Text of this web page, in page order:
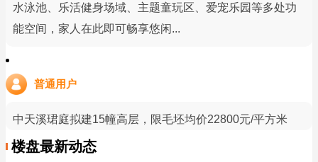
水泳池、乐活健身场域、主题童玩区、爱宠乐园等多处功
能空间，家人在此即可畅享悠闲...
普通用户
中天溪珺庭拟建15幢高层，限毛坯均价22800元/平方米
楼盘最新动态